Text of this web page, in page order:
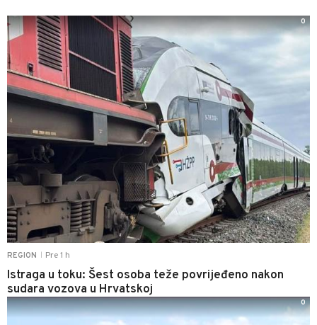
REGION Pre 1 h
Istraga u toku: Šest osoba teže povrijeđeno nakon
sudara vozova u Hrvatskoj
0
0